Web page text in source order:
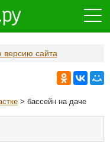
версию сайта
> бассейн на даче